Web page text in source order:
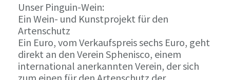
Unser Pinguin-Wein:
Ein Wein- und Kunstprojekt für den
Artenschutz
Ein Euro, vom Verkaufspreis sechs Euro, geht
direkt an den Verein Sphenisco, einem
international anerkannten Verein, der sich